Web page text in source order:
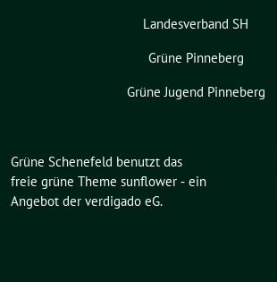
Landesverband SH
Grüne Pinneberg
Grüne Jugend Pinneberg
Grüne Schenefeld benutzt das
freie grüne Theme sunflower ‐ ein
Angebot der verdigado eG.